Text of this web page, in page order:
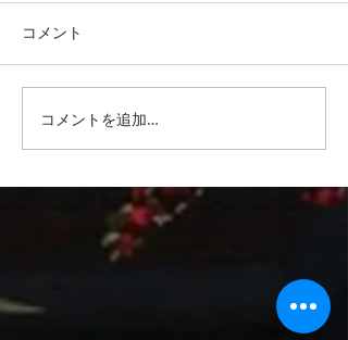
中古キャンピングカー購
入後のお悩み
コメント
コメントを追加…